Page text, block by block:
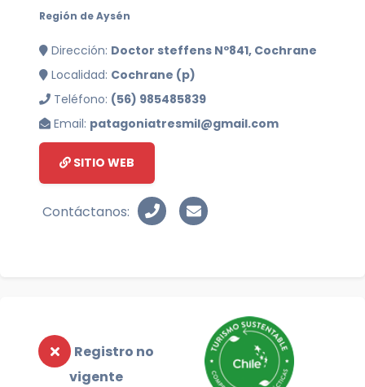
Región de Aysén
Dirección: Doctor steffens Nº841, Cochrane
Localidad: Cochrane (p)
Teléfono: (56) 985485839
Email: patagoniatresmil@gmail.com
SITIO WEB
Contáctanos:
Registro no
vigente